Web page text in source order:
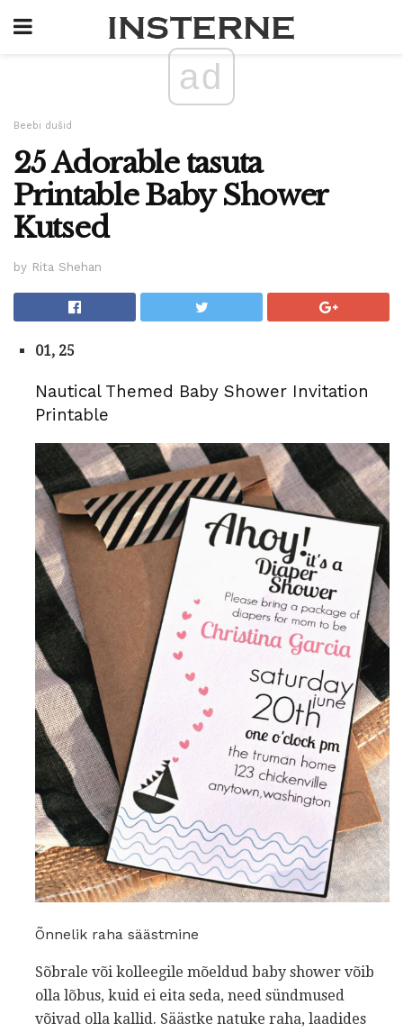
ad
Beebi dušid
25 Adorable tasuta
Printable Baby Shower
Kutsed
by Rita Shehan
01, 25
Nautical Themed Baby Shower Invitation
Printable
Õnnelik raha säästmine
Sõbrale või kolleegile mõeldud baby shower võib
olla lõbus, kuid ei eita seda, need sündmused
võivad olla kallid. Säästke natuke raha, laadides